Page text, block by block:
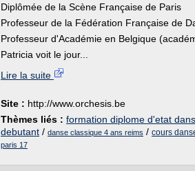
Diplômée de la Scène Française de Paris
Professeur de la Fédération Française de
Professeur d'Académie en Belgique
Patricia voit le jour...
Lire la suite
Site : http://www.orchesis.be
Thèmes liés : formation diplome d'etat
debutant / danse classique 4 ans reims / cours
paris 17